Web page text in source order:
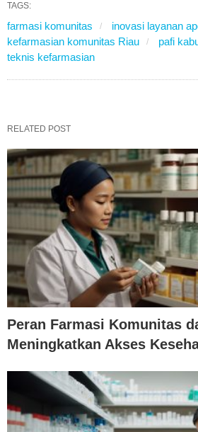
TAGS:
farmasi komunitas inovasi layanan
kefarmasian komunitas Riau
pafi
teknis kefarmasian
RELATED POST
Peran Farmasi Komunitas
Meningkatkan Akses